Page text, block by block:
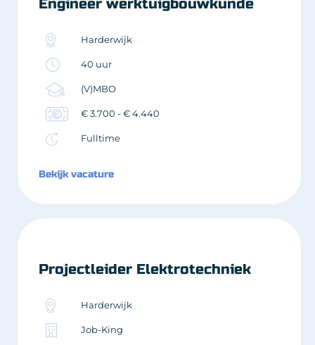
Engineer werktuigbouwkunde
Harderwijk
40 uur
(V)MBO
€ 3.700 - € 4.440
Fulltime
Bekijk vacature
Projectleider Elektrotechniek
Harderwijk
Job-King